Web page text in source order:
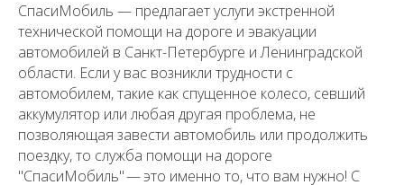
СпасиМобиль — предлагает услуги экстренной
технической помощи на дороге и эвакуации
автомобилей в Санкт-Петербурге и Ленинградской
области. Если у вас возникли трудности с
автомобилем, такие как спущенное колесо, севший
аккумулятор или любая другая проблема, не
позволяющая завести автомобиль или продолжить
поездку, то служба помощи на дороге
"СпасиМобиль" — это именно то, что вам нужно! С